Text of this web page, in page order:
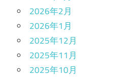
2026年2月
2026年1月
2025年12月
2025年11月
2025年10月